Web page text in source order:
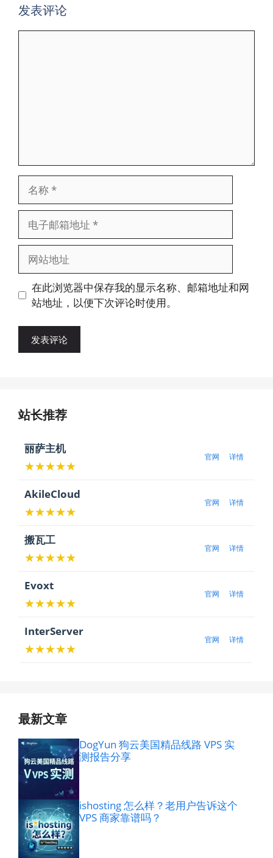
发表评论
邮
地
址
址
在此浏览器中保存我的显示名称、邮箱地址和网
站地址，以便下次评论时使用。
站长推荐
丽萨主机
★★★★★
官网 详情
AkileCloud
★★★★★
官网 详情
搬瓦工
★★★★★
官网 详情
Evoxt
★★★★★
官网 详情
InterServer
★★★★★
官网 详情
最新文章
DogYun 狗云美国精品线路 VPS 实
测报告分享
ishosting 怎么样？老用户告诉这个
VPS 商家靠谱吗？